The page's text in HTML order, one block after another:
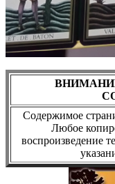
Содержимое
Любое
воспроизведение